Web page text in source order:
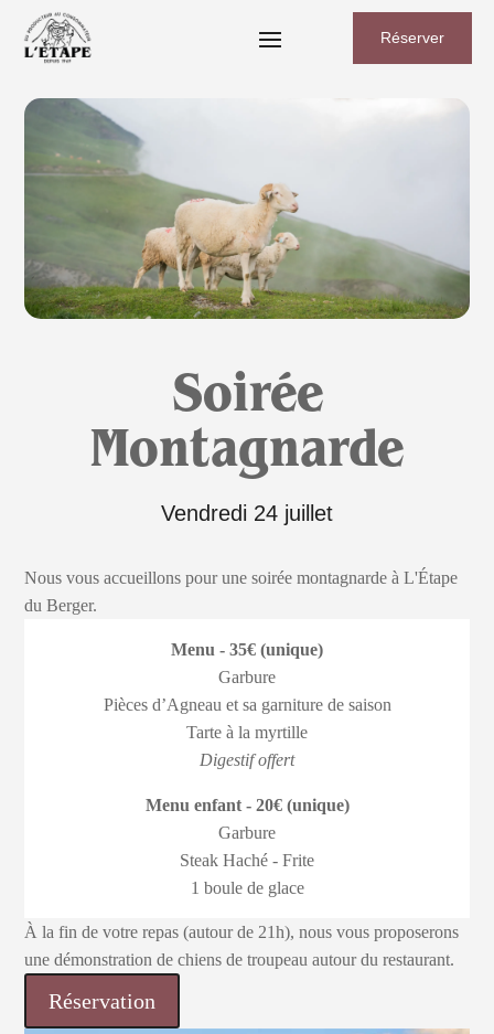
Réserver
Soirée
Montagnarde
Vendredi 24 juillet
Nous vous accueillons pour une soirée montagnarde à L'Étape
du Berger.
Menu - 35€ (unique)
Garbure
Pièces d’Agneau et sa garniture de saison
Tarte à la myrtille
Digestif offert
Menu enfant - 20€ (unique)
Garbure
Steak Haché - Frite
1 boule de glace
À la fin de votre repas (autour de 21h), nous vous proposerons
une démonstration de chiens de troupeau autour du restaurant.
Réservation